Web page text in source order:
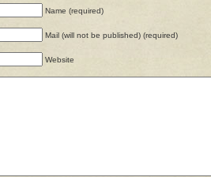
Name (required)
Mail (will not be published) (required)
Website